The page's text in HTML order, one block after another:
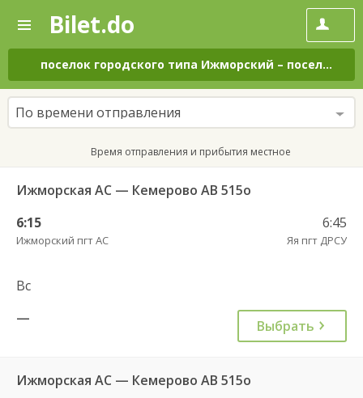
—
Поиск
и
покупка
билетов
на
автобус
онлайн
Bilet.do
поселок городского типа Ижморский – поселок городского типа Яя
По времени отправления
Время отправления и прибытия местное
Ижморская АС — Кемерово АВ 515о
6:15
Ижморский пгт АС
6:45
Яя пгт ДРСУ
Вс
—
Выбрать
Ижморская АС — Кемерово АВ 515о